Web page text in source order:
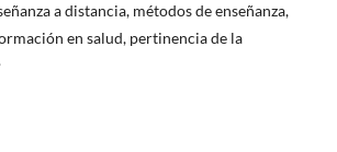
a distancia, métodos de enseñanza,
en salud, pertinencia de la